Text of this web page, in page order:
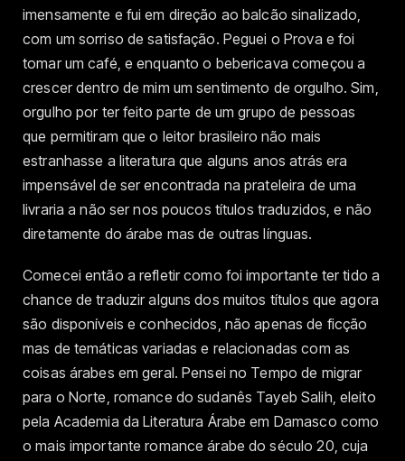
imensamente e fui em direção ao balcão sinalizado,
com um sorriso de satisfação. Peguei o Prova e foi
tomar um café, e enquanto o bebericava começou a
crescer dentro de mim um sentimento de orgulho. Sim,
orgulho por ter feito parte de um grupo de pessoas
que permitiram que o leitor brasileiro não mais
estranhasse a literatura que alguns anos atrás era
impensável de ser encontrada na prateleira de uma
livraria a não ser nos poucos títulos traduzidos, e não
diretamente do árabe mas de outras línguas.
Comecei então a refletir como foi importante ter tido a
chance de traduzir alguns dos muitos títulos que agora
são disponíveis e conhecidos, não apenas de ficção
mas de temáticas variadas e relacionadas com as
coisas árabes em geral. Pensei no Tempo de migrar
para o Norte, romance do sudanês Tayeb Salih, eleito
pela Academia da Literatura Árabe em Damasco como
o mais importante romance árabe do século 20, cuja